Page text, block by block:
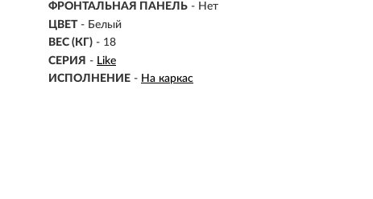
ФРОНТАЛЬНАЯ ПАНЕЛЬ - Нет
ЦВЕТ - Белый
ВЕС (КГ) - 18
СЕРИЯ - Like
ИСПОЛНЕНИЕ - На каркас